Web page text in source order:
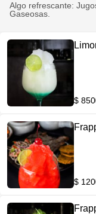
Algo refrescante:
Gaseosas.
$
$